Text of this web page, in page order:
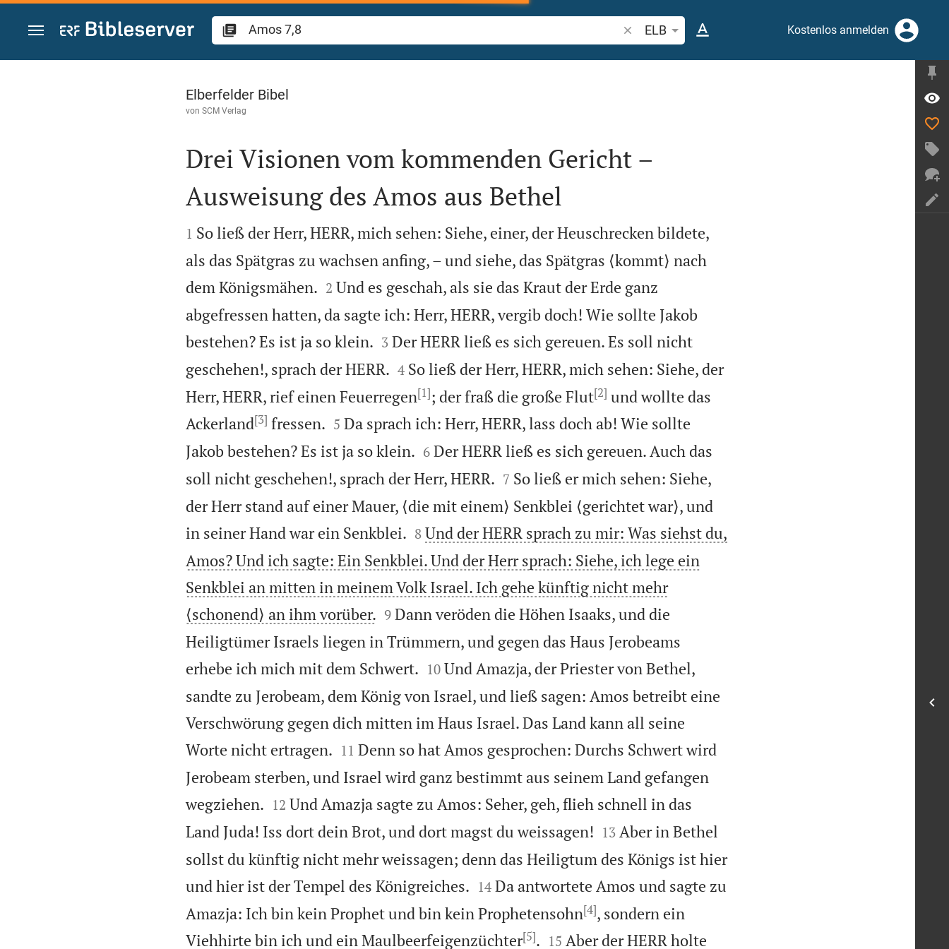
Zum Inhalt springen
Bibelstelle oder Begriff suchen
ELB Kostenlos anmelden
Amos 7
Elberfelder Bibel
von SCM Verlag

Drei Visionen vom kommenden Gericht –
Ausweisung des Amos aus Bethel

1 So ließ der Herr, HERR, mich sehen: Siehe, einer, der Heuschrecken bildete,
als das Spätgras zu wachsen anfing, – und siehe, das Spätgras ⟨kommt⟩ nach
dem Königsmähen.
2 Und es geschah, als sie das Kraut der Erde ganz
abgefressen hatten, da sagte ich: Herr, HERR, vergib doch! Wie sollte Jakob
bestehen? Es ist ja so klein.
3 Der HERR ließ es sich gereuen. Es soll nicht
geschehen!, sprach der HERR.
4 So ließ der Herr, HERR, mich sehen: Siehe, der
Herr, HERR, rief einen Feuerregen[1]; der fraß die große Flut[2] und wollte das
Ackerland[3] fressen.
5 Da sprach ich: Herr, HERR, lass doch ab! Wie sollte
Jakob bestehen? Es ist ja so klein.
6 Der HERR ließ es sich gereuen. Auch das
soll nicht geschehen!, sprach der Herr, HERR.
7 So ließ er mich sehen: Siehe,
der Herr stand auf einer Mauer, ⟨die mit einem⟩ Senkblei ⟨gerichtet war⟩, und
in seiner Hand war ein Senkblei.
8 Und der HERR sprach zu mir: Was siehst du,
Amos? Und ich sagte: Ein Senkblei. Und der Herr sprach: Siehe, ich lege ein
Senkblei an mitten in meinem Volk Israel. Ich gehe künftig nicht mehr
⟨schonend⟩ an ihm vorüber.
9 Dann veröden die Höhen Isaaks, und die
Heiligtümer Israels liegen in Trümmern, und gegen das Haus Jerobeams
erhebe ich mich mit dem Schwert.
10 Und Amazja, der Priester von Bethel,
sandte zu Jerobeam, dem König von Israel, und ließ sagen: Amos betreibt eine
Verschwörung gegen dich mitten im Haus Israel. Das Land kann all seine
Worte nicht ertragen.
11 Denn so hat Amos gesprochen: Durchs Schwert wird
Jerobeam sterben, und Israel wird ganz bestimmt aus seinem Land gefangen
wegziehen.
12 Und Amazja sagte zu Amos: Seher, geh, flieh schnell in das
Land Juda! Iss dort dein Brot, und dort magst du weissagen!
13 Aber in Bethel
sollst du künftig nicht mehr weissagen; denn das Heiligtum des Königs ist hier
und hier ist der Tempel des Königreiches.
14 Da antwortete Amos und sagte zu
Amazja: Ich bin kein Prophet und bin kein Prophetensohn[4], sondern ein
Viehhirte bin ich und ein Maulbeerfeigenzüchter[5].
15 Aber der HERR holte